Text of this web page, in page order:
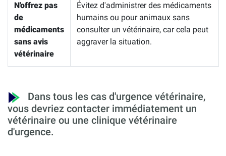
N'offrez pas
de
médicaments
sans avis
vétérinaire
Évitez d'administrer des médicaments
humains ou pour animaux sans
consulter un vétérinaire, car cela peut
aggraver la situation.
Dans tous les cas d'urgence vétérinaire,
vous devriez contacter immédiatement un
vétérinaire ou une clinique vétérinaire
d'urgence.